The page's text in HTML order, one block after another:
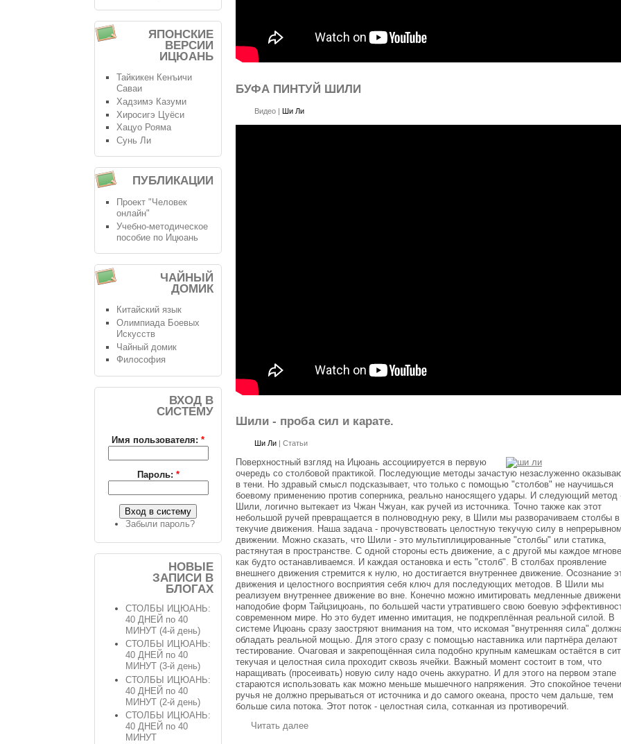
БУФА ПИНТУЙ ШИЛИ
Видео| Ши Ли
Шили - проба сил и карате.
Ши Ли| Статьи
Поверхностный взгляд на Ицюань ассоциируется в первую
очередь со столбовой практикой. Последующие методы зачастую незаслуженно
в тени. Но здравый смысл подсказывает, что только с помощью "столбов" не научишься
боевому применению против соперника, реально наносящего удары. И следующий метод
Шили, логично вытекает из Чжан Чжуан, как ручей из источника. Точно также как этот
небольшой ручей превращается в полноводную реку, в Шили мы разворачиваем столбы в
текучие движения. Наша задача - прочувствовать целостную текучую силу в
движении. Можно сказать, что Шили - это мультиплицированные "столбы" или статика,
растянутая в пространстве. С одной стороны есть движение, а с другой мы каждое
как будто останавливаемся. И каждая остановка и есть "столб". В столбах проявление
внешнего движения стремится к нулю, но достигается внутреннее движение. Осознание
движения и целостного восприятия себя ключ для последующих методов. В Шили мы
реализуем внутреннее движение во вне. Конечно можно имитировать медленные
наподобие форм Тайцзицюань, по большей части утратившего свою боевую
современном мире. Но это будет именно имитация, не подкреплённая реальной силой. В
системе Ицюань сразу заостряют внимания на том, что искомая "внутренняя сила"
обладать реальной мощью. Для этого сразу с помощью наставника или партнёра делают
тестирование. Очаговая и закрепощённая сила подобно крупным камешкам остаётся в
текучая и целостная сила проходит сквозь ячейки. Важный момент состоит в том, что
наращивать (просеивать) новую силу надо очень аккуратно. И для этого на первом этапе
стараются использовать как можно меньше мышечного напряжения. Это спокойное
ручья не должно прерываться от источника и до самого океана, просто чем дальше, тем
больше сила потока. Этот поток - целостная сила, сотканная из противоречий.
Читать далее
ЯПОНСКИЕ
ВЕРСИИ
ИЦЮАНЬ
Тайкикен Кенъичи
Саваи
Хадзимэ Казуми
Хиросигэ Цуёси
Хацуо Рояма
Сунь Ли
ПУБЛИКАЦИИ
Проект "Человек
онлайн"
Учебно-методическое
пособие по Ицюань
ЧАЙНЫЙ
ДОМИК
Китайский язык
Олимпиада Боевых
Искусств
Чайный домик
Философия
ВХОД В
СИСТЕМУ
Имя пользователя:*
Пароль: *
Забыли пароль?
НОВЫЕ
ЗАПИСИ В
БЛОГАХ
СТОЛБЫ ИЦЮАНЬ:
40 ДНЕЙ по 40
МИНУТ (4-й день)
СТОЛБЫ ИЦЮАНЬ:
40 ДНЕЙ по 40
МИНУТ (3-й день)
СТОЛБЫ ИЦЮАНЬ:
40 ДНЕЙ по 40
МИНУТ (2-й день)
СТОЛБЫ ИЦЮАНЬ:
40 ДНЕЙ по 40
МИНУТ